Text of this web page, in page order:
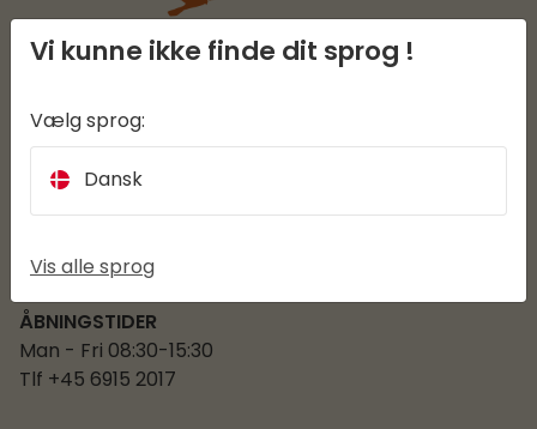
EASY CAMP
KATEGORIER
ÅBNINGSTIDER
Man - Fri 08:30-15:30
Tlf +45 6915 2017
Vi kunne ikke finde dit sprog !
Vælg sprog:
Dansk
Vis alle sprog